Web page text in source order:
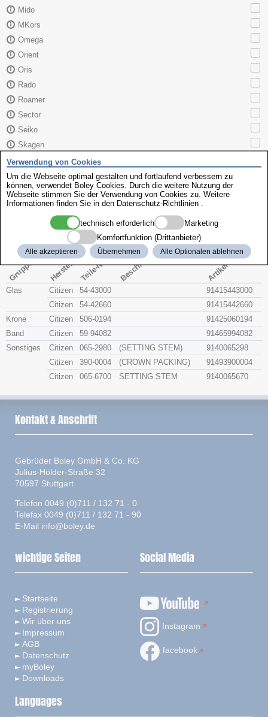
Mido
MKors
Omega
Orient
Oris
Rado
Roamer
Sector
Seiko
Skagen
TAG Heuer
Tissot
Zenith
Citizen 4-010604
Gruppe HerstellerTeile-Nr. Beschreibung Artikel-Nr.
Glas Citizen 54-43000
91415443000
Citizen
54-42660
91415442660
Krone
Citizen 506-0194
91425060194
Band
Citizen 59-94082
91465994082
Sonstiges
Citizen 065-2980 (SETTING STEM)
9140065298
Citizen
390-0004 (CROWN PACKING)
91493900004
Citizen
065-6700 SETTING STEM 9140065670
Verwendung von Cookies
Um die Webseite optimal gestalten und fortlaufend verbessern zu
können, verwendet Boley Cookies. Durch die weitere Nutzung der
Webseite stimmen Sie der Verwendung von Cookies zu. Weitere
Informationen finden Sie in den Datenschutz-Richtlinien
technisch erforderlich
Marketing
Komfortfunktion (Drittanbieter)
Alle akzeptieren Übernehmen Alle Optionalen ablehnen
Kontakt & Anschrift
Gebrüder Boley GmbH & Co. KG
Julius-Hölder-Straße 32
70597 Stuttgart
Telefon 0049 (0)711 / 132 71 - 0
Telefax 0049 (0)711 / 132 71 - 90
E-Mail info@boley.de
wichtige Seiten
Startseite
Registrierung
Wir über uns
Impressum
AGB
Datenschutz
myBoley
Downloads
Social Media
Instagram
facebook
Languages